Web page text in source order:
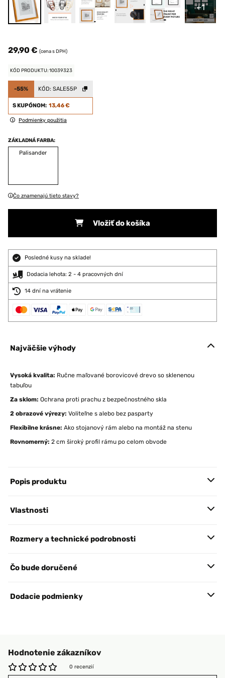
+1
29,90 € (cena s DPH)
KÓD PRODUKTU: 10039323
-55% KÓD: SALE55P
S KUPÓNOM: 13,46 €
Podmienky použitia
ZÁKLADNÁ FARBA:
Palisander
Čo znamenajú tieto stavy?
Vložiť do košíka
Posledné kusy na sklade!
Dodacia lehota: 2 - 4 pracovných dní
14 dní na vrátenie
Najväčšie výhody
Vysoká kvalita: Ručne maľované borovicové drevo so sklenenou
tabuľou
Za sklom: Ochrana proti prachu z bezpečnostného skla
2 obrazové výrezy: Voliteľne s alebo bez pasparty
Flexibilne krásne: Ako stojanový rám alebo na montáž na stenu
Rovnomerný: 2 cm široký profil rámu po celom obvode
Popis produktu
Vlastnosti
Rozmery a technické podrobnosti
Čo bude doručené
Dodacie podmienky
Hodnotenie zákazníkov
0 recenzií